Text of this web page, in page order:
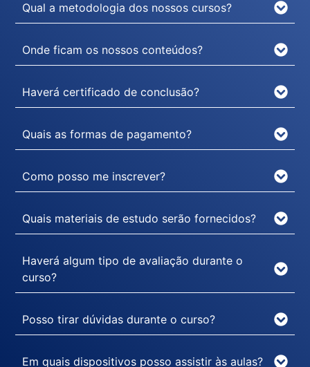
Qual a metodologia dos nossos cursos?
Onde ficam os nossos conteúdos?
Haverá certificado de conclusão?
Quais as formas de pagamento?
Como posso me inscrever?
Quais materiais de estudo serão fornecidos?
Haverá algum tipo de avaliação durante o
curso?
Posso tirar dúvidas durante o curso?
Em quais dispositivos posso assistir às aulas?